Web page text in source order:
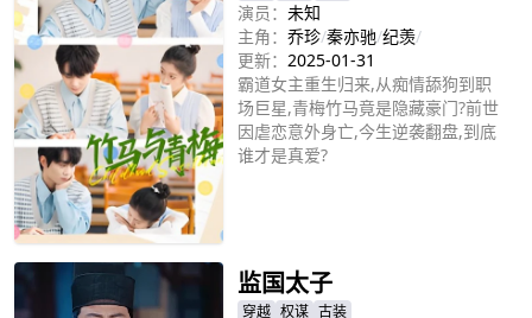
演员： 未知
主角： 乔珍/秦亦驰/纪羡/
更新： 2025-01-31
霸道女主重生归来,从痴情舔狗到职
场巨星,青梅竹马竟是隐藏豪门?前世
因虐恋意外身亡,今生逆袭翻盘,到底
谁才是真爱?
监国太子
穿越 权谋 古装